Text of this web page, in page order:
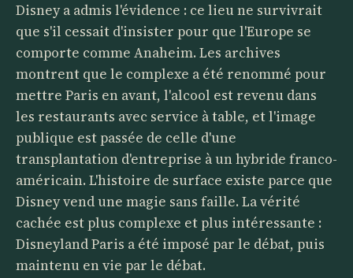
Disney a admis l'évidence : ce lieu ne survivrait
que s'il cessait d'insister pour que l'Europe se
comporte comme Anaheim. Les archives
montrent que le complexe a été renommé pour
mettre Paris en avant, l'alcool est revenu dans
les restaurants avec service à table, et l'image
publique est passée de celle d'une
transplantation d'entreprise à un hybride franco-
américain. L'histoire de surface existe parce que
Disney vend une magie sans faille. La vérité
cachée est plus complexe et plus intéressante :
Disneyland Paris a été imposé par le débat, puis
maintenu en vie par le débat.